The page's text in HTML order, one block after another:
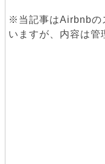
※当記事はAirbnbの
いますが、内容は管